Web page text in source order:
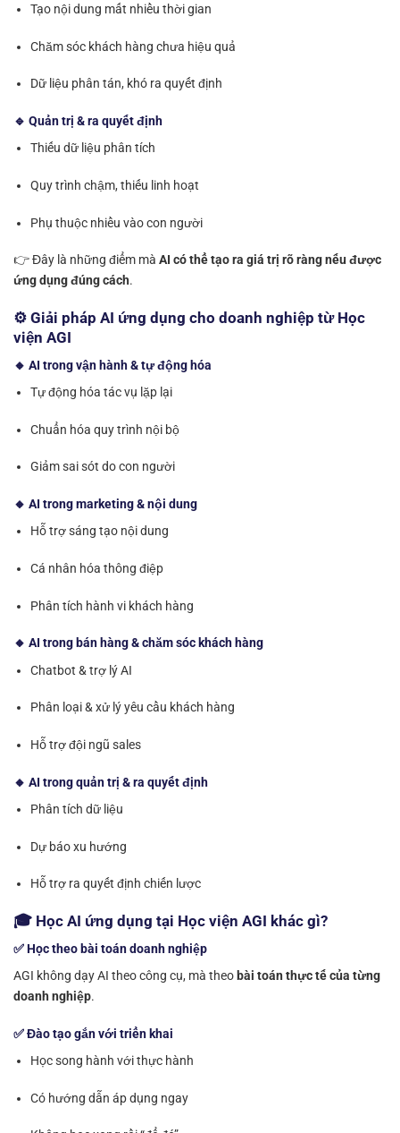
Tạo nội dung mất nhiều thời gian
Chăm sóc khách hàng chưa hiệu quả
Dữ liệu phân tán, khó ra quyết định
🔹 Quản trị & ra quyết định
Thiếu dữ liệu phân tích
Quy trình chậm, thiếu linh hoạt
Phụ thuộc nhiều vào con người
👉 Đây là những điểm mà AI có thể tạo ra giá trị rõ ràng nếu được
ứng dụng đúng cách.
⚙️ Giải pháp AI ứng dụng cho doanh nghiệp từ Học
viện AGI
🔸 AI trong vận hành & tự động hóa
Tự động hóa tác vụ lặp lại
Chuẩn hóa quy trình nội bộ
Giảm sai sót do con người
🔸 AI trong marketing & nội dung
Hỗ trợ sáng tạo nội dung
Cá nhân hóa thông điệp
Phân tích hành vi khách hàng
🔸 AI trong bán hàng & chăm sóc khách hàng
Chatbot & trợ lý AI
Phân loại & xử lý yêu cầu khách hàng
Hỗ trợ đội ngũ sales
🔸 AI trong quản trị & ra quyết định
Phân tích dữ liệu
Dự báo xu hướng
Hỗ trợ ra quyết định chiến lược
🎓 Học AI ứng dụng tại Học viện AGI khác gì?
✅ Học theo bài toán doanh nghiệp
AGI không dạy AI theo công cụ, mà theo bài toán thực tế của từng
doanh nghiệp.
✅ Đào tạo gắn với triển khai
Học song hành với thực hành
Có hướng dẫn áp dụng ngay